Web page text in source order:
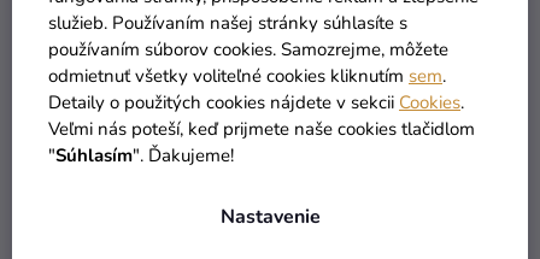
služieb. Používaním našej stránky súhlasíte s
používaním súborov cookies. Samozrejme, môžete
odmietnuť všetky voliteľné cookies kliknutím sem.
Detaily o použitých cookies nájdete v sekcii Cookies.
Veľmi nás poteší, keď prijmete naše cookies tlačidlom
"Súhlasím". Ďakujeme!
Nastavenie
VÝPREDAJ VÝPREDAJ